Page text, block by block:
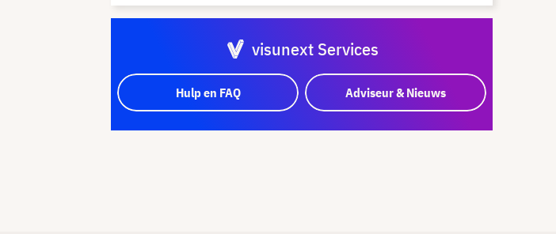
visunext Services
Hulp en FAQ Adviseur & Nieuws